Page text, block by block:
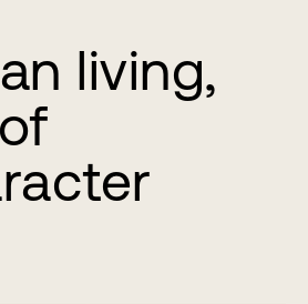
living,